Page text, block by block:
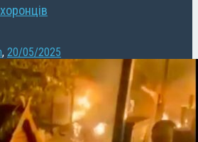
, 20/05/2025